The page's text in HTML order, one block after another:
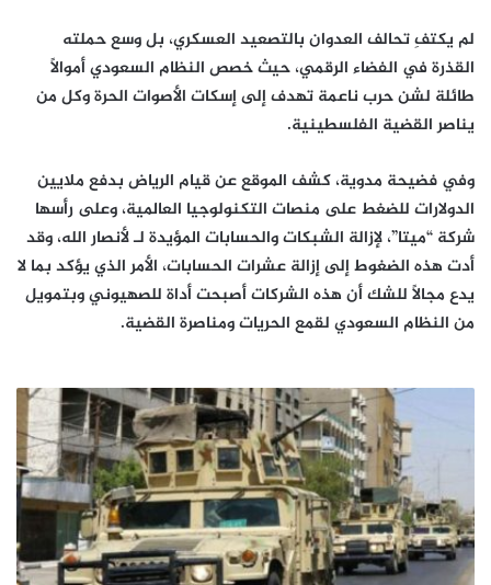
لم يكتفِ تحالف العدوان بالتصعيد العسكري، بل وسع حملته
القذرة في الفضاء الرقمي، حيث خصص النظام السعودي أموالًا
طائلة لشن حرب ناعمة تهدف إلى إسكات الأصوات الحرة وكل من
يناصر القضية الفلسطينية.
وفي فضيحة مدوية، كشف الموقع عن قيام الرياض بدفع ملايين
الدولارات للضغط على منصات التكنولوجيا العالمية، وعلى رأسها
شركة “ميتا”، لإزالة الشبكات والحسابات المؤيدة لـ لأنصار الله، وقد
أدت هذه الضغوط إلى إزالة عشرات الحسابات، الأمر الذي يؤكد بما لا
يدع مجالًا للشك أن هذه الشركات أصبحت أداة للصهيوني وبتمويل
من النظام السعودي لقمع الحريات ومناصرة القضية.